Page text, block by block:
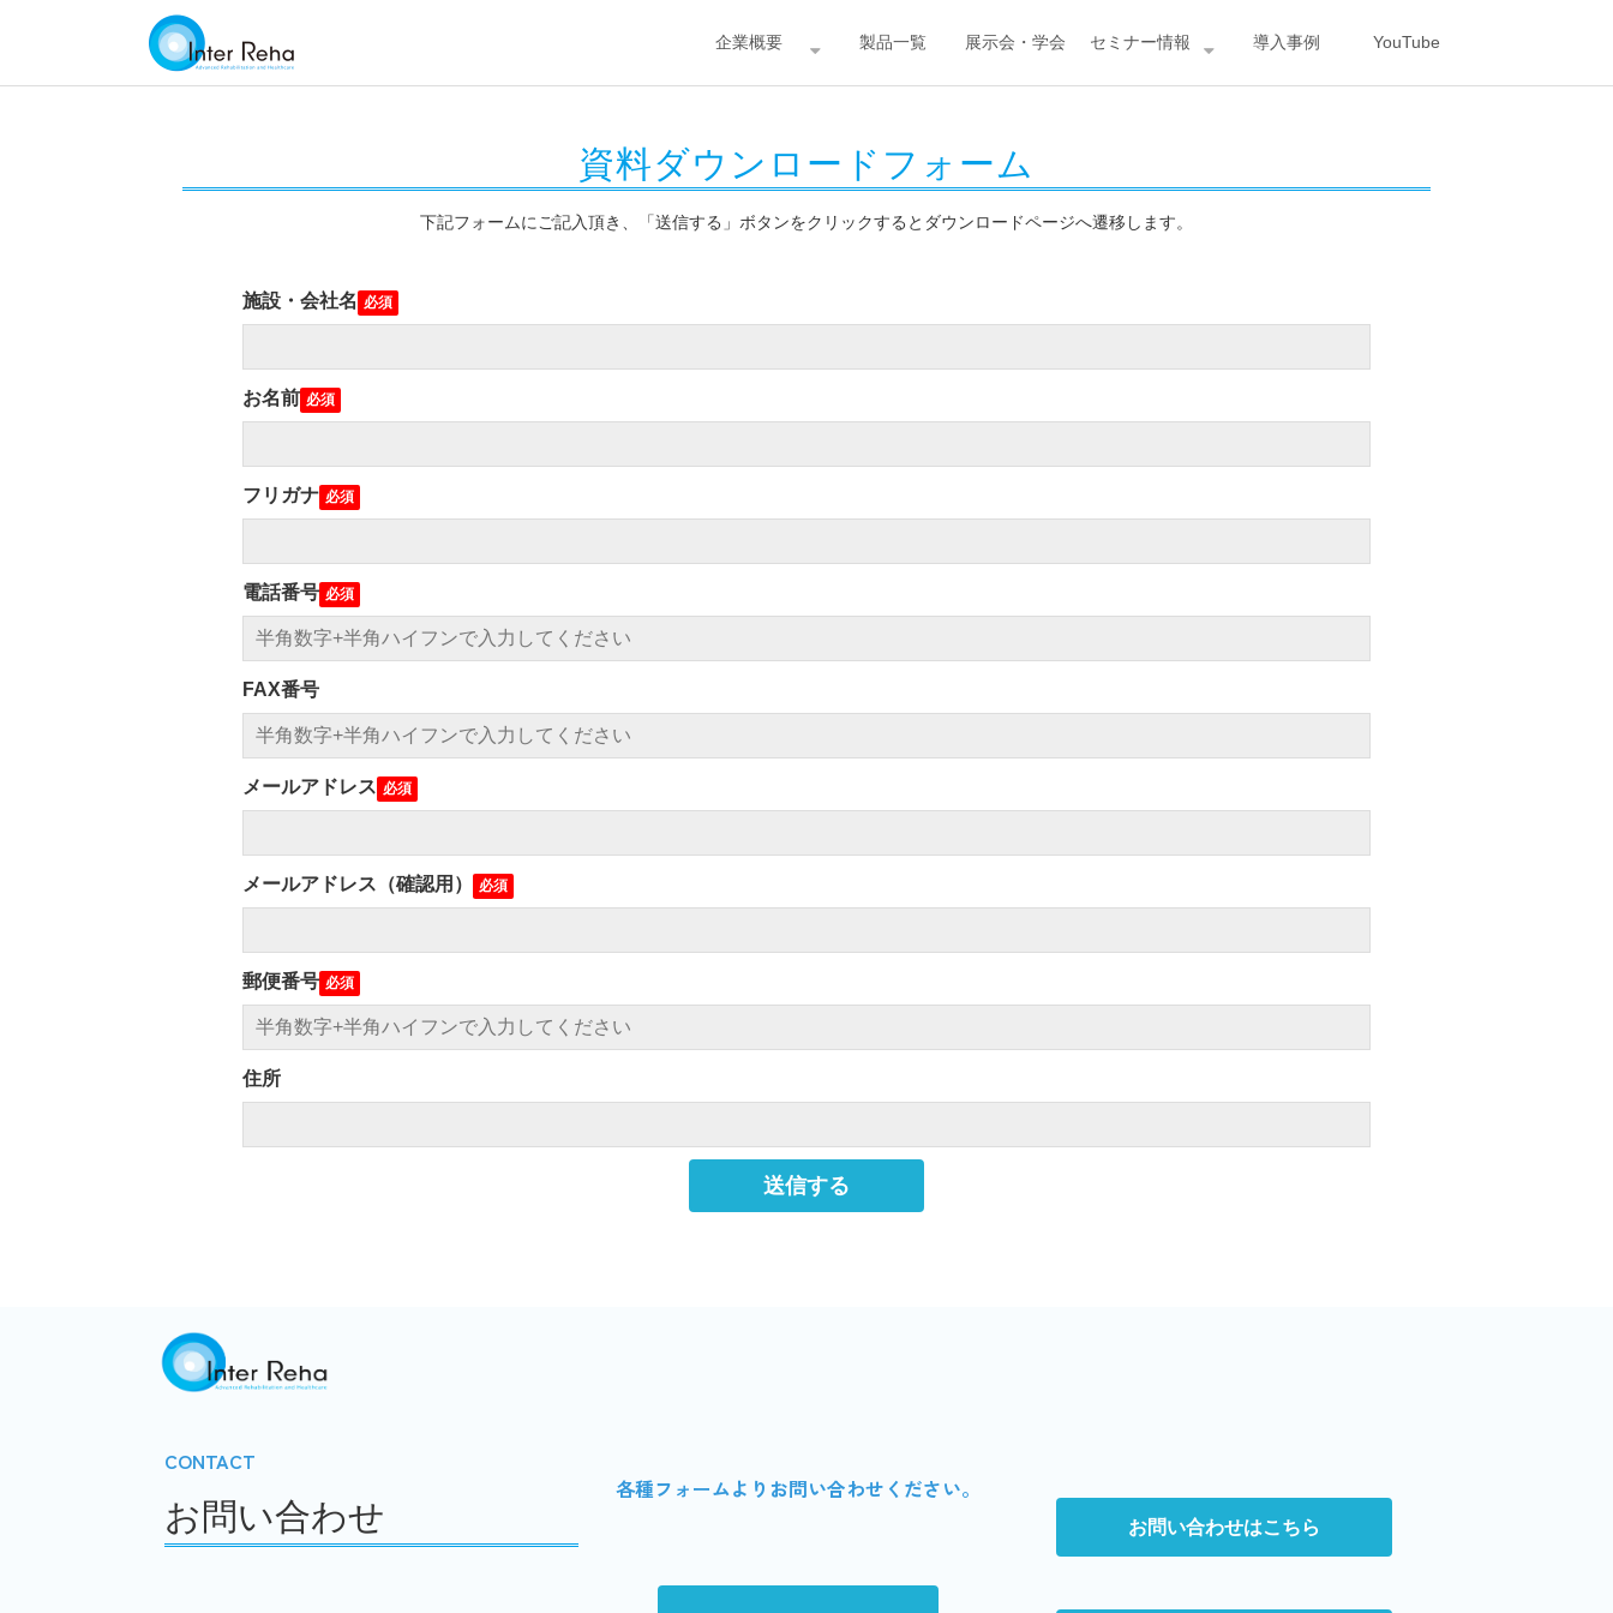
企業概要 製品一覧 展示会・学会 セミナー情報 導入事例 YouTube
資料ダウンロードフォーム
下記フォームにご記入頂き、「送信する」ボタンをクリックするとダウンロードページへ遷移します。
施設・会社名
お名前
フリガナ
電話番号
FAX番号
メールアドレス
メールアドレス（確認用）
郵便番号
住所
CONTACT
お問い合わせ
各種フォームよりお問い合わせください。
お問い合わせはこちら